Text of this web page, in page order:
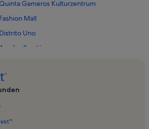
Gameros Kulturzentrum
Mall
Uno
Serdán
Chihuahua Museum